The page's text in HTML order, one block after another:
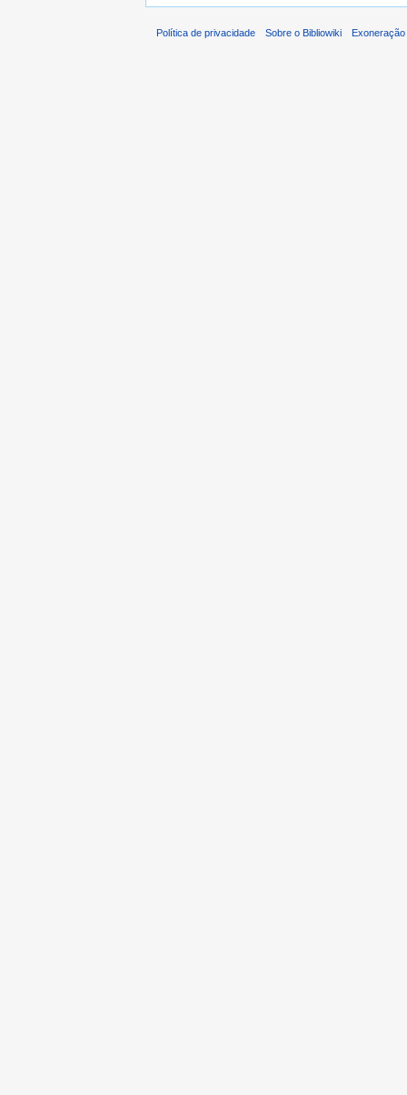
Política de privacidade Sobre o Bibliowiki